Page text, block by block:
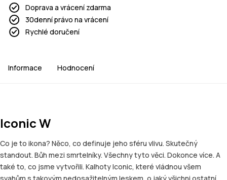
Doprava a vrácení zdarma
30denní právo na vrácení
Rychlé doručení
Informace Hodnocení
Iconic W
Co je to ikona? Něco, co definuje jeho sféru vlivu. Skutečný
standout. Bůh mezi smrtelníky. Všechny tyto věci. Dokonce více. A
také to, co jsme vytvořili. Kalhoty Iconic, které vládnou všem